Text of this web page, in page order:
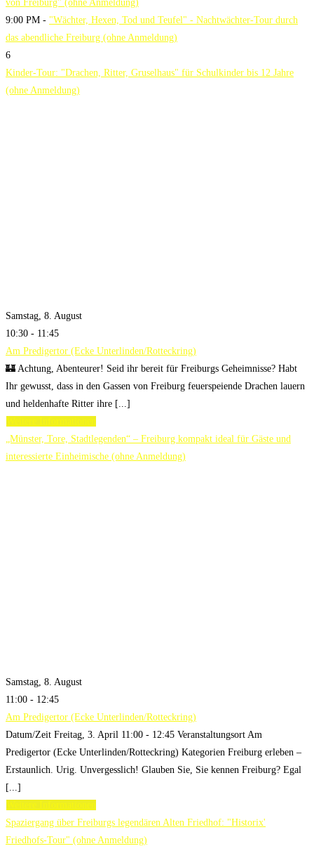
von Freiburg" (ohne Anmeldung)
9:00 PM - "Wächter, Hexen, Tod und Teufel" - Nachtwächter-Tour durch
das abendliche Freiburg (ohne Anmeldung)
6
Kinder-Tour: "Drachen, Ritter, Gruselhaus" für Schulkinder bis 12 Jahre
(ohne Anmeldung)
Samstag, 8. August
10:30 - 11:45
Am Predigertor (Ecke Unterlinden/Rotteckring)
🏰 Achtung, Abenteurer! Seid ihr bereit für Freiburgs Geheimnisse? Habt
Ihr gewusst, dass in den Gassen von Freiburg feuerspeiende Drachen lauern
und heldenhafte Ritter ihre [...]
„Münster, Tore, Stadtlegenden“ – Freiburg kompakt ideal für Gäste und
interessierte Einheimische (ohne Anmeldung)
Samstag, 8. August
11:00 - 12:45
Am Predigertor (Ecke Unterlinden/Rotteckring)
Datum/Zeit Freitag, 3. April 11:00 - 12:45 Veranstaltungsort Am
Predigertor (Ecke Unterlinden/Rotteckring) Kategorien Freiburg erleben –
Erstaunlich. Urig. Unvergesslich! Glauben Sie, Sie kennen Freiburg? Egal
[...]
Spaziergang über Freiburgs legendären Alten Friedhof: "Historix'
Friedhofs-Tour" (ohne Anmeldung)